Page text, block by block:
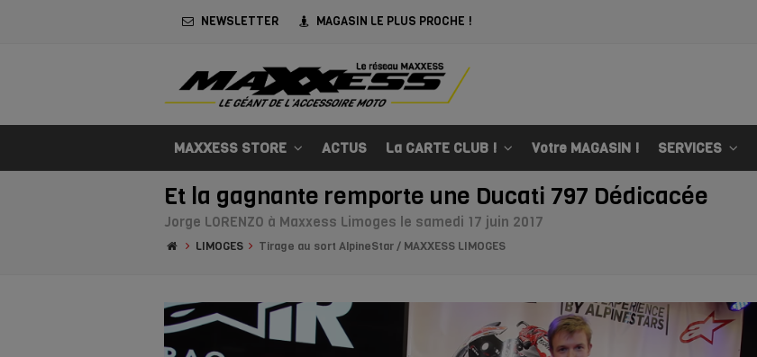
NEWSLETTER MAGASIN LE PLUS PROCHE !
MAXXESS STORE ACTUS La CARTE CLUB ! Votre MAGASIN ! SERVICES
Et la gagnante remporte une Ducati 797 Dédicacée
Jorge LORENZO à Maxxess Limoges le samedi 17 juin 2017
LIMOGES Tirage au sort AlpineStar / MAXXESS LIMOGES